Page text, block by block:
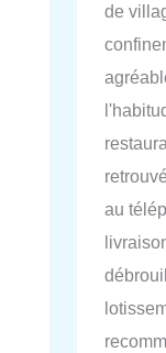
de
au